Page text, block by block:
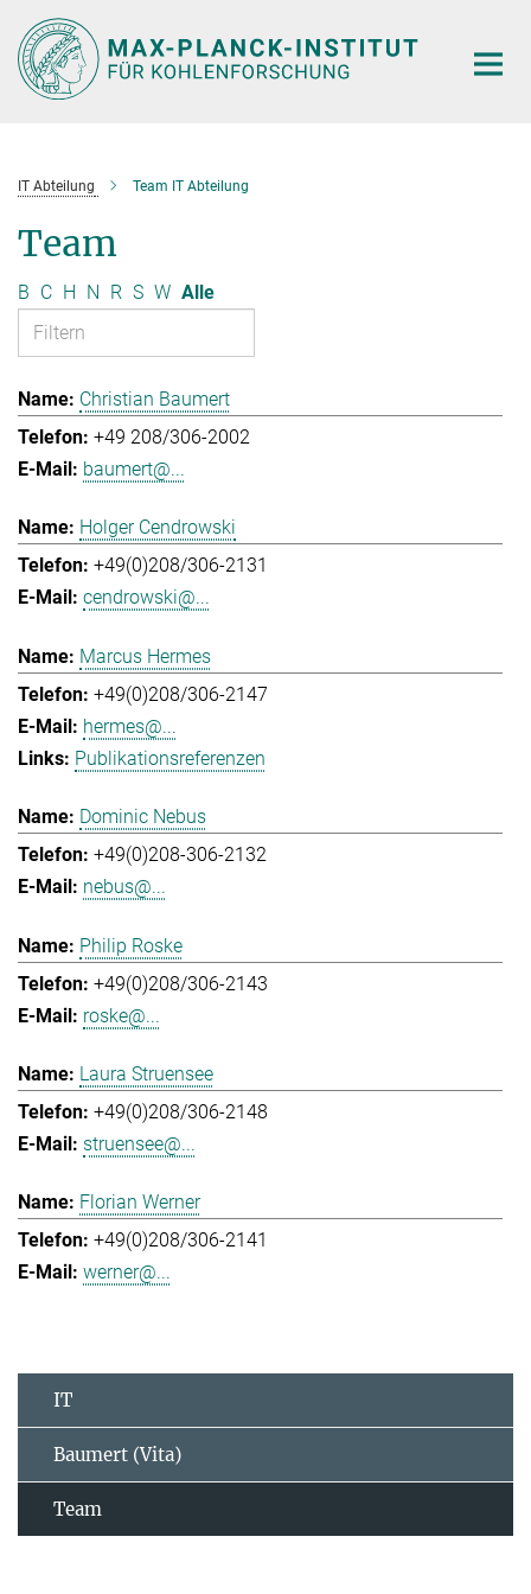
Hauptinhalt
IT Abteilung Team IT Abteilung
Team
B C H N R S W Alle
Christian Baumert
+49 208/306-2002
baumert@...
Holger Cendrowski
+49(0)208/306-2131
cendrowski@...
Marcus Hermes
+49(0)208/306-2147
hermes@...
Publikationsreferenzen
Dominic Nebus
+49(0)208-306-2132
nebus@...
Philip Roske
+49(0)208/306-2143
roske@...
Laura Struensee
+49(0)208/306-2148
struensee@...
Florian Werner
+49(0)208/306-2141
werner@...
IT
Baumert (Vita)
Team